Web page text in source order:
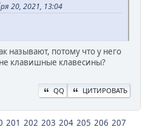
20, 2021, 13:04
называют, потому что у него
клавишные клавесины?
QQ ЦИТИРОВАТЬ
201 202 203 204 205 206 207